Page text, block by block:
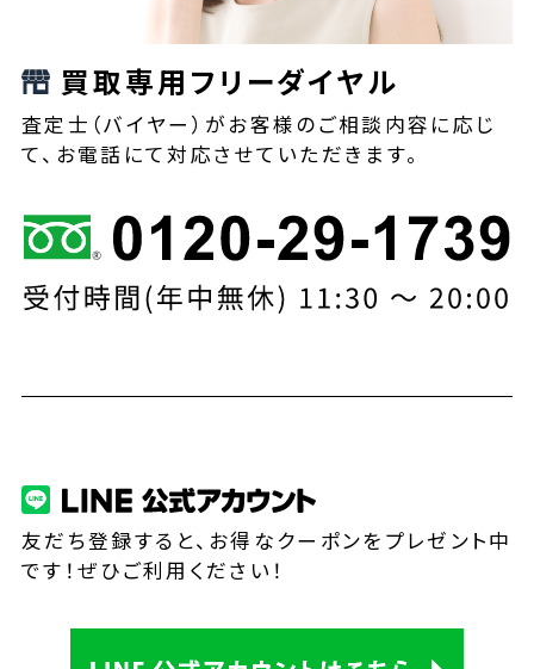
買取専用フリーダイヤル
査定士（バイヤー）がお客様のご相談内容に応じ
て、お電話にて対応させていただきます。
友だち登録すると、お得なクーポンをプレゼント中
です！ぜひご利用ください！